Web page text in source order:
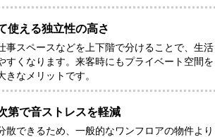
使える独立性の高さ
事スペースなどを上下階で分けることで、生活
すくなります。来客時にもプライベート空間を
きなメリットです。
第で音ストレスを軽減
散できるため、一般的なワンフロアの物件より